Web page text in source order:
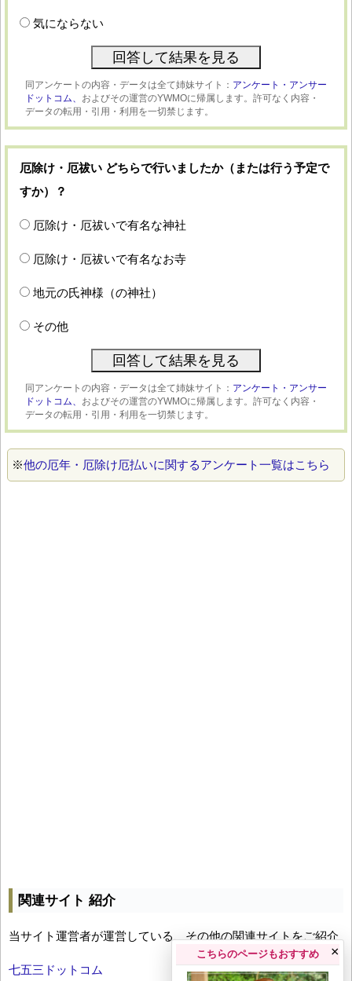
気にならない
同アンケートの内容・データは全て姉妹サイト： アンケート・アンサー
ドットコム、 およびその運営のYWMOに帰属します。許可なく内容・
データの転用・引用・利用を一切禁じます。
厄除け・厄祓い どちらで行いましたか（または行う予定で
すか）？
厄除け・厄祓いで有名な神社
厄除け・厄祓いで有名なお寺
地元の氏神様（の神社）
その他
同アンケートの内容・データは全て姉妹サイト： アンケート・アンサー
ドットコム、 およびその運営のYWMOに帰属します。許可なく内容・
データの転用・引用・利用を一切禁じます。
※他の厄年・厄除け厄払いに関するアンケート一覧はこちら
関連サイト 紹介
当サイト運営者が運営している、その他の関連サイトをご紹介
七五三ドットコム
こちらのページもおすすめ ×